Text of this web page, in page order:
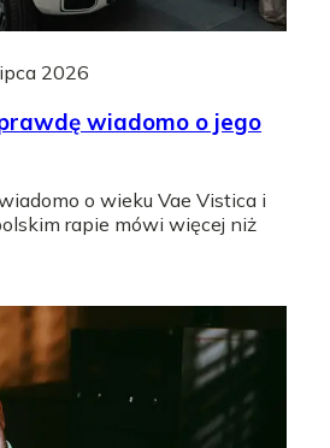
2026
wiadomo o jego
o wieku Vae Vistica i
rapie mówi więcej niż